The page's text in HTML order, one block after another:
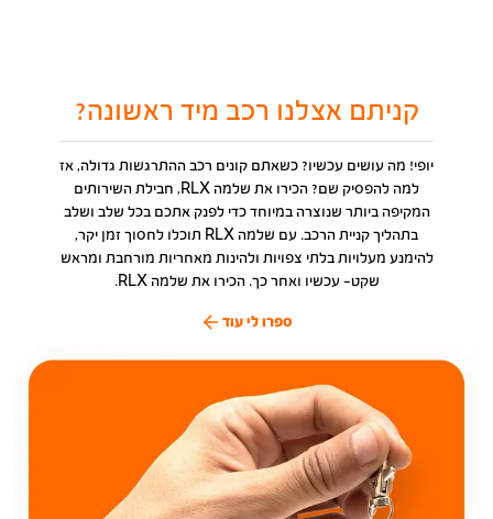
קניתם אצלנו רכב מיד ראשונה?
יופי! מה עושים עכשיו? כשאתם קונים רכב ההתרגשות גדולה, אז
למה להפסיק שם? הכירו את שלמה RLX, חבילת השירותים
המקיפה ביותר שנוצרה במיוחד כדי לפנק אתכם בכל שלב ושלב
בתהליך קניית הרכב. עם שלמה RLX תוכלו לחסוך זמן יקר,
להימנע מעלויות בלתי צפויות ולהינות מאחריות מורחבת ומראש
שקט- עכשיו ואחר כך. הכירו את שלמה RLX.
ספרו לי עוד